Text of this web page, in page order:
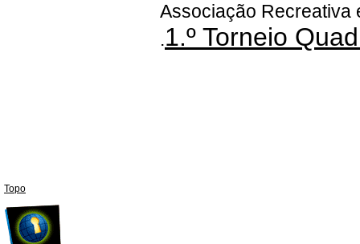
Associação Recreativa
.1.º Torneio
Topo